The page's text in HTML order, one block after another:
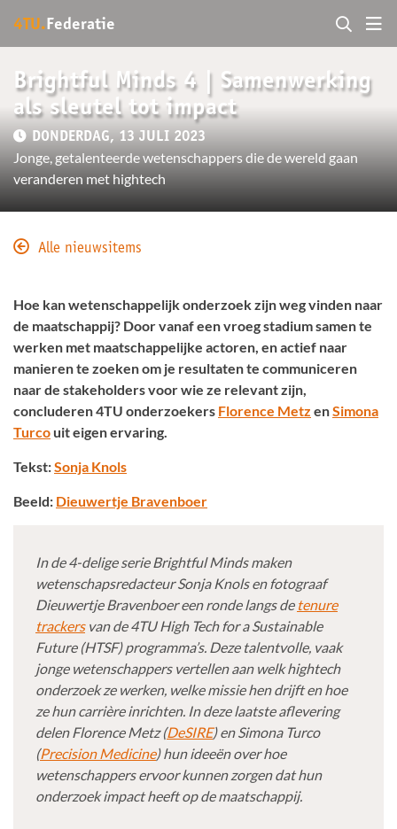
4TU. Federatie
Brightful Minds 4 | Samenwerking
als sleutel tot impact
DONDERDAG, 13 JULI 2023
Jonge, getalenteerde wetenschappers die de wereld gaan
veranderen met hightech
Alle nieuwsitems
Hoe kan wetenschappelijk onderzoek zijn weg vinden naar
de maatschappij? Door vanaf een vroeg stadium samen te
werken met maatschappelijke actoren, en actief naar
manieren te zoeken om je resultaten te communiceren
naar de stakeholders voor wie ze relevant zijn,
concluderen 4TU onderzoekers Florence Metz enSimona
Turco uit eigen ervaring.
Tekst:Sonja Knols
Beeld: Dieuwertje Bravenboer
In de 4-delige serie Brightful Minds maken
wetenschapsredacteur Sonja Knols en fotograaf
Dieuwertje Bravenboer een ronde langs de tenure
trackersvan de 4TU High Tech for a Sustainable
Future (HTSF) programma’s. Deze talentvolle, vaak
jonge wetenschappers vertellen aan welk hightech
onderzoek ze werken, welke missie hen drijft en hoe
ze hun carrière inrichten. In deze laatste aflevering
delen Florence Metz (DeSIRE) en Simona Turco
(Precision Medicine) hun ideeën over hoe
wetenschappers ervoor kunnen zorgen dat hun
onderzoek impact heeft op de maatschappij.